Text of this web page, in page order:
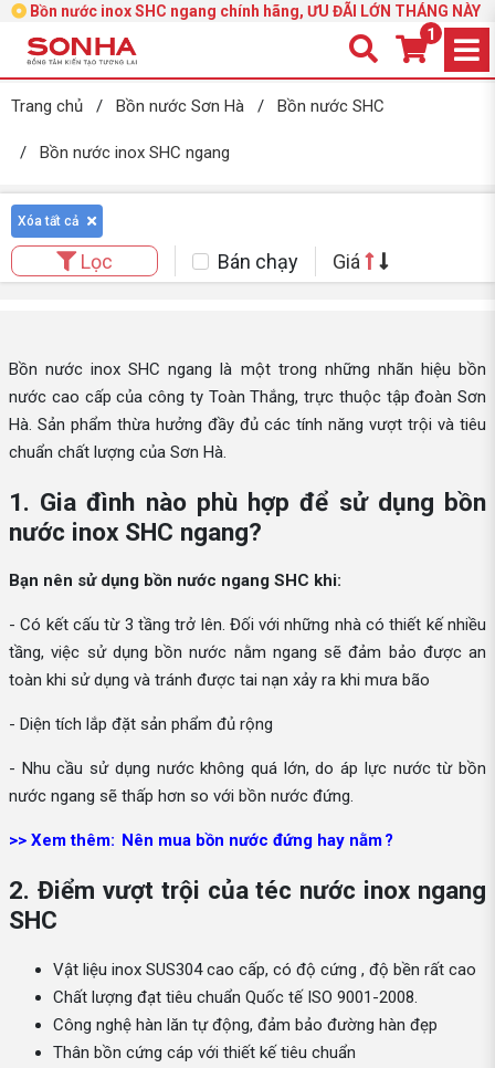
Bồn nước inox SHC ngang chính hãng, ƯU ĐÃI LỚN THÁNG NÀY
1
Trang chủ / Bồn nước Sơn Hà / Bồn nước SHC
/ Bồn nước inox SHC ngang
Xóa tất cả
Lọc Bán chạy Giá
Bồn nước inox SHC ngang là một trong những nhãn hiệu bồn
nước cao cấp của công ty Toàn Thắng, trực thuộc tập đoàn Sơn
Hà. Sản phẩm thừa hưởng đầy đủ các tính năng vượt trội và tiêu
chuẩn chất lượng của Sơn Hà.
1. Gia đình nào phù hợp để sử dụng bồn
nước inox SHC ngang?
Bạn nên sử dụng bồn nước ngang SHC khi:
- Có kết cấu từ 3 tầng trở lên. Đối với những nhà có thiết kế nhiều
tầng, việc sử dụng bồn nước nằm ngang sẽ đảm bảo được an
toàn khi sử dụng và tránh được tai nạn xảy ra khi mưa bão
- Diện tích lắp đặt sản phẩm đủ rộng
- Nhu cầu sử dụng nước không quá lớn, do áp lực nước từ bồn
nước ngang sẽ thấp hơn so với bồn nước đứng.
>> Xem thêm: Nên mua bồn nước đứng hay nằm?
2. Điểm vượt trội của téc nước inox ngang
SHC
Vật liệu inox SUS304 cao cấp, có độ cứng , độ bền rất cao
Chất lượng đạt tiêu chuẩn Quốc tế ISO 9001-2008.
Công nghệ hàn lăn tự động, đảm bảo đường hàn đẹp
Thân bồn cứng cáp với thiết kế tiêu chuẩn